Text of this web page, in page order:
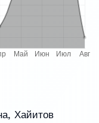
Хайитов